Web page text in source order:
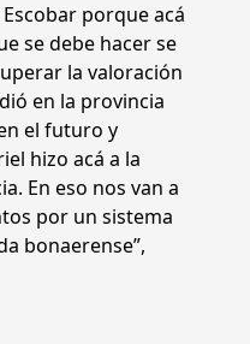
porque acá
se debe hacer se
la valoración
en la provincia
el futuro y
hizo acá a la
En eso nos van a
por un sistema
bonaerense”,